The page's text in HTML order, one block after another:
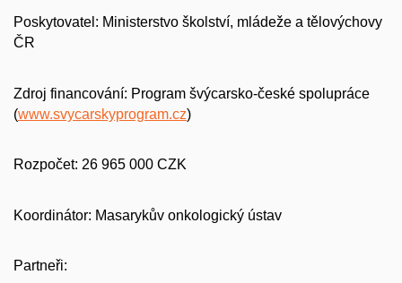
Poskytovatel: Ministerstvo školství, mládeže a tělovýchovy
ČR
Zdroj financování: Program švýcarsko-české spolupráce
(www.svycarskyprogram.cz)
Rozpočet: 26 965 000 CZK
Koordinátor: Masarykův onkologický ústav
Partneři: